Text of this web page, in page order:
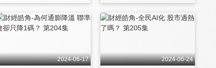
2024-06-17 2024-06-24